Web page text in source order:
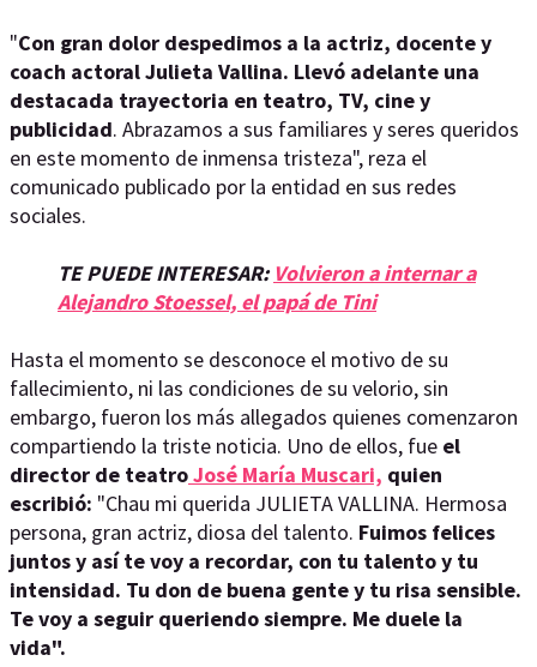
"Con gran dolor despedimos a la actriz, docente y
coach actoral Julieta Vallina. Llevó adelante una
destacada trayectoria en teatro, TV, cine y
publicidad. Abrazamos a sus familiares y seres queridos
en este momento de inmensa tristeza", reza el
comunicado publicado por la entidad en sus redes
sociales.
TE PUEDE INTERESAR:Volvieron a internar a
Alejandro Stoessel, el papá de Tini
Hasta el momento se desconoce el motivo de su
fallecimiento, ni las condiciones de su velorio, sin
embargo, fueron los más allegados quienes comenzaron
compartiendo la triste noticia. Uno de ellos, fue el
director de teatroJosé María Muscari, quien
escribió: "Chau mi querida JULIETA VALLINA. Hermosa
persona, gran actriz, diosa del talento. Fuimos felices
juntos y así te voy a recordar, con tu talento y tu
intensidad. Tu don de buena gente y tu risa sensible.
Te voy a seguir queriendo siempre. Me duele la
vida".